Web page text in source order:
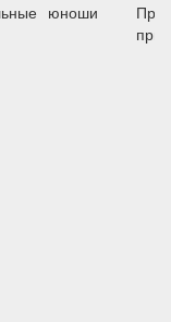
юноши